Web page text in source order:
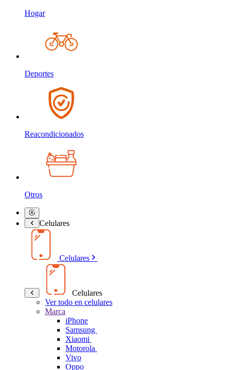
Hogar
Deportes
Reacondicionados
Otros
Celulares
Celulares
Celulares
Ver todo en celulares
Marca
iPhone
Samsung
Xiaomi
Motorola
Vivo
Oppo